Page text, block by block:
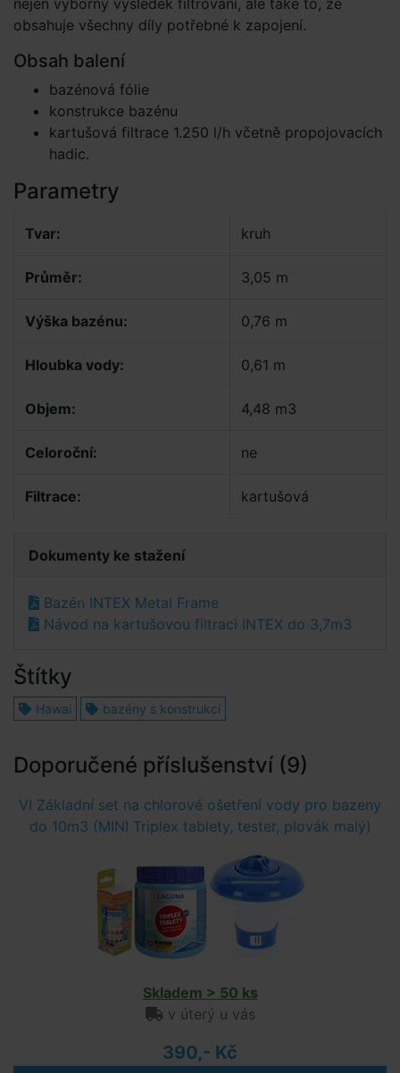
nejen výborný výsledek filtrování, ale také to, že
obsahuje všechny díly potřebné k zapojení.
Obsah balení
bazénová fólie
konstrukce bazénu
kartušová filtrace 1.250 l/h včetně propojovacích
hadic.
Parametry
Tvar: kruh
Průměr: 3,05 m
Výška bazénu: 0,76 m
Hloubka vody: 0,61 m
Objem: 4,48 m3
Celoroční: ne
Filtrace: kartušová
Dokumenty ke stažení
Bazén INTEX Metal Frame
Návod na kartušovou filtraci INTEX do 3,7m3
Štítky
Hawai bazény s konstrukcí
Doporučené příslušenství (9)
VI Základní set na chlorové ošetření vody pro bazeny
do 10m3 (MINI Triplex tablety, tester, plovák malý)
Skladem > 50 ks
v úterý u vás
390,- Kč